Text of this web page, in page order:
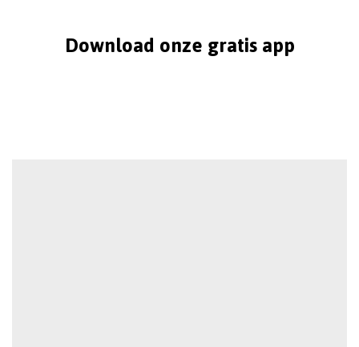
Download onze gratis app